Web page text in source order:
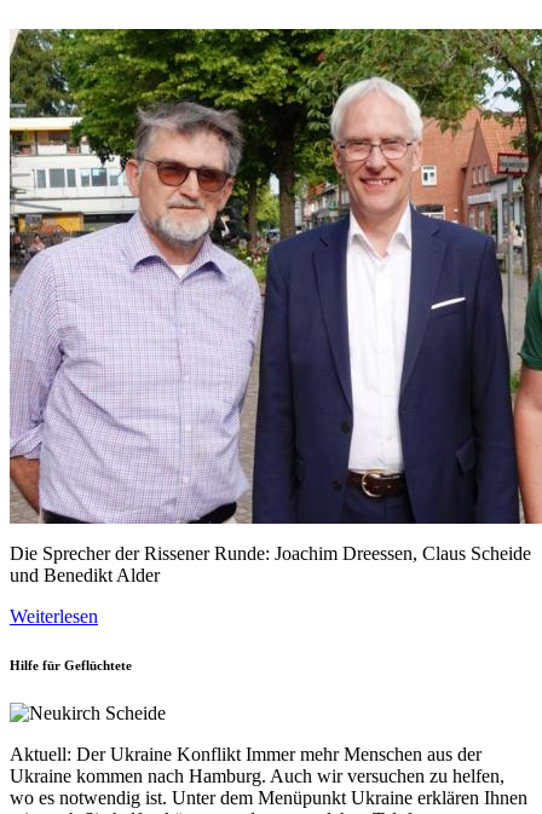
Die Sprecher der Rissener Runde: Joachim Dreessen, Claus Scheide
und Benedikt Alder
Weiterlesen
Hilfe für Geflüchtete
Aktuell: Der Ukraine Konflikt Immer mehr Menschen aus der
Ukraine kommen nach Hamburg. Auch wir versuchen zu helfen,
wo es notwendig ist. Unter dem Menüpunkt Ukraine erklären Ihnen